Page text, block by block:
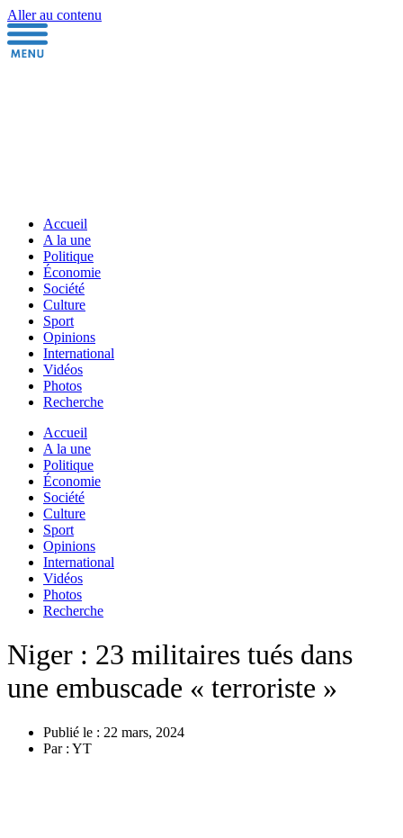
Aller au contenu
Accueil
A la une
Politique
Économie
Société
Culture
Sport
Opinions
International
Vidéos
Photos
Recherche
Accueil
A la une
Politique
Économie
Société
Culture
Sport
Opinions
International
Vidéos
Photos
Recherche
Niger : 23 militaires tués dans
une embuscade « terroriste »
Publié le : 22 mars, 2024
Par : YT